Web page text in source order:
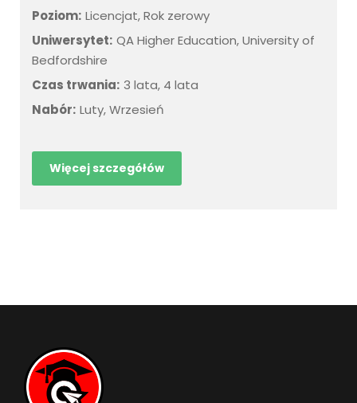
Poziom: Licencjat, Rok zerowy
Uniwersytet: QA Higher Education, University of
Bedfordshire
Czas trwania: 3 lata, 4 lata
Nabór: Luty, Wrzesień
Więcej szczegółów